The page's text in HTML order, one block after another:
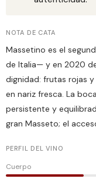
NOTA DE CATA
Massetino es el
de Italia— y en 2020
dignidad: frutas rojas
en nariz fresca. La
persistente y
gran Masseto; el
PERFIL DEL VINO
Cuerpo